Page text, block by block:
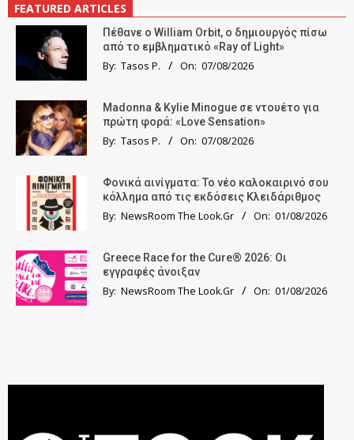
FEATURED ARTICLES
Πέθανε ο William Orbit, ο δημιουργός πίσω
από το εμβληματικό «Ray of Light»
By: Tasos P. On: 07/08/2026
Madonna & Kylie Minogue σε ντουέτο για
πρώτη φορά: «Love Sensation»
By: Tasos P. On: 07/08/2026
Φονικά αινίγματα: Το νέο καλοκαιρινό σου
κόλλημα από τις εκδόσεις Κλειδάριθμος
By: NewsRoom The Look.Gr On: 01/08/2026
Greece Race for the Cure® 2026: Οι
εγγραφές άνοιξαν
By: NewsRoom The Look.Gr On: 01/08/2026